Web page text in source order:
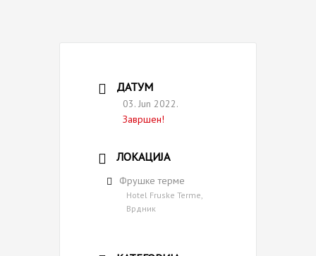
ДАТУМ
03. Jun 2022.
Завршен!
ЛОКАЦИЈА
Фрушке терме
Hotel Fruske Terme,
Врдник